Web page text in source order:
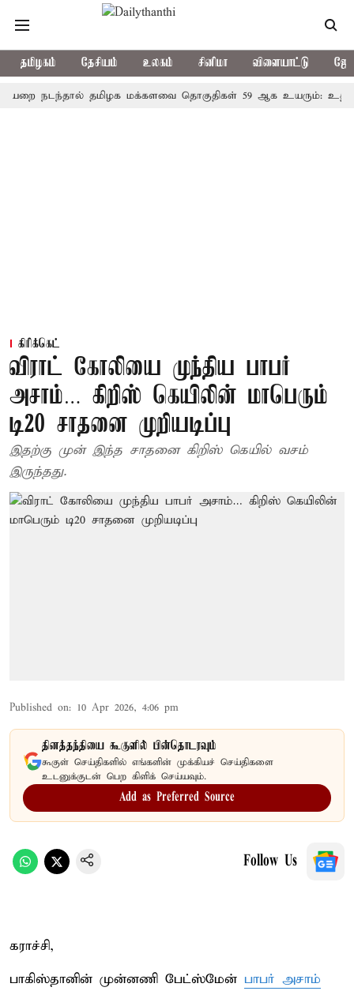
தமிழகம் தேசியம் உலகம் சினிமா விளையாட்டு
நடந்தால் தமிழக மக்களவை தொகுதிகள் 59 ஆக உயரும்: உத்தேச
கிரிக்கெட்
விராட் கோலியை முந்திய பாபர்
அசாம்… கிறிஸ் கெயிலின் மாபெரும்
டி20 சாதனை முறியடிப்பு
இதற்கு முன் இந்த சாதனை கிறிஸ் கெயில் வசம்
இருந்தது.
Published on: 10 Apr 2026, 4:06 pm
தினத்தந்தியை கூகுளில் பின்தொடரவும்
கூகுள் செய்திகளில் எங்களின் முக்கியச் செய்திகளை
உடனுக்குடன் பெற கிளிக் செய்யவும்.
Add as Preferred Source
Follow Us
கராச்சி,
பாகிஸ்தானின் முன்னணி பேட்ஸ்மேன் பாபர் அசாம்